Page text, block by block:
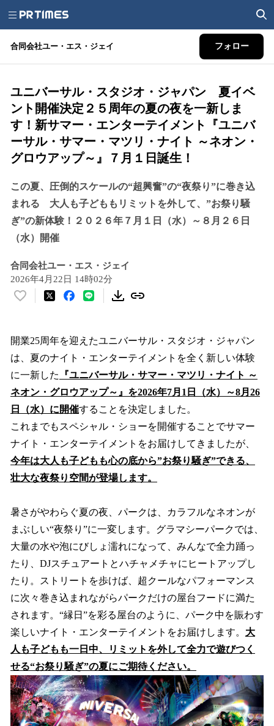
合同会社ユー・エス・ジェイ フォロー
ユニバーサル・スタジオ・ジャパン 夏イベ
ント開催決定２５周年の夏の夜を一新しま
す！新サマー・エンターテイメント『ユニバ
ーサル・サマー・マツリ・ナイト ～ネオン・
グロウアップ～』７月１日誕生！
この夏、圧倒的スケールの“超興奮”の“夜祭り”に巻き込
まれる 大人も子どももリミットを外して、”お祭り騒
ぎ”の新体験！２０２６年７月１日（水）～８月２６日
（水）開催
合同会社ユー・エス・ジェイ
2026年4月22日 14時02分
い
！
を
読
み
込
み
中
で
す
開業25周年を迎えたユニバーサル・スタジオ・ジャパン
は、夏のナイト・エンターテイメントを全く新しい体験
に一新した
『ユニバーサル・サマー・マツリ・ナイト ～
ネオン・グロウアップ～』を2026年7月1日（水）～8月26
日（水）に開催することを決定しました。
これまでもスペシャル・ショーを開催することでサマー
ナイト・エンターテイメントをお届けしてきましたが、
今年は大人も子どもも心の底から”お祭り騒ぎ”できる、
壮大な夜祭り空間が登場します。
暑さがやわらぐ夏の夜、パークは、カラフルなネオンが
まぶしい“夜祭り”に一変します。グラマシーパークでは、
大量の水や泡にびしょ濡れになって、みんなで全力踊っ
たり、DJスチュアートとハチャメチャにヒートアップし
たり。ストリートを歩けば、超クールなパフォーマンス
に次々巻き込まれながらパークだけの屋台フードに満た
されます。“縁日”を彩る屋台のように、パーク中を賑わす
楽しいナイト・エンターテイメントをお届けします。 大
人も子どもも一日中、リミットを外して全力で遊びつく
せる“お祭り騒ぎ”の夏にご期待ください。